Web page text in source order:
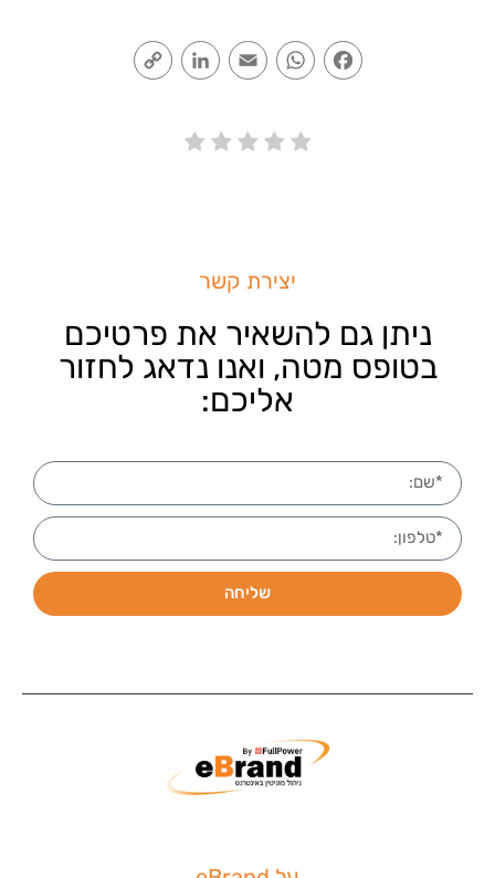
Facebook
WhatsApp
Email
LinkedIn
יצירת קשר
ניתן גם להשאיר את פרטיכם
בטופס מטה, ואנו נדאג לחזור
אליכם:
שליחה